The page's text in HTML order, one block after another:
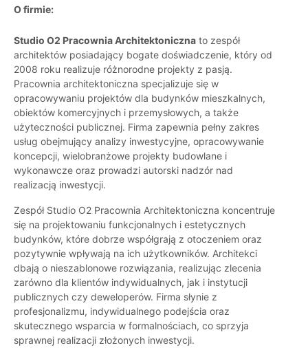
O firmie:
Studio O2 Pracownia Architektoniczna to zespół
architektów posiadający bogate doświadczenie, który od
2008 roku realizuje różnorodne projekty z pasją.
Pracownia architektoniczna specjalizuje się w
opracowywaniu projektów dla budynków mieszkalnych,
obiektów komercyjnych i przemysłowych, a także
użyteczności publicznej. Firma zapewnia pełny zakres
usług obejmujący analizy inwestycyjne, opracowywanie
koncepcji, wielobranżowe projekty budowlane i
wykonawcze oraz prowadzi autorski nadzór nad
realizacją inwestycji.
Zespół Studio O2 Pracownia Architektoniczna koncentruje
się na projektowaniu funkcjonalnych i estetycznych
budynków, które dobrze współgrają z otoczeniem oraz
pozytywnie wpływają na ich użytkowników. Architekci
dbają o nieszablonowe rozwiązania, realizując zlecenia
zarówno dla klientów indywidualnych, jak i instytucji
publicznych czy deweloperów. Firma słynie z
profesjonalizmu, indywidualnego podejścia oraz
skutecznego wsparcia w formalnościach, co sprzyja
sprawnej realizacji złożonych inwestycji.